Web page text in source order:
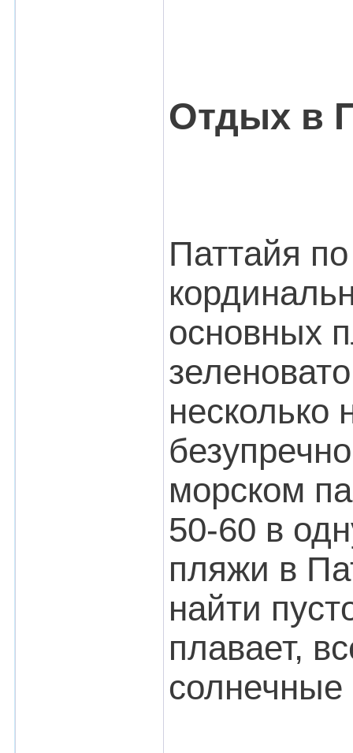
Отдых в
Паттайя
основных
несколько
морском
50-60 в
пляжи в
найти
плавает,